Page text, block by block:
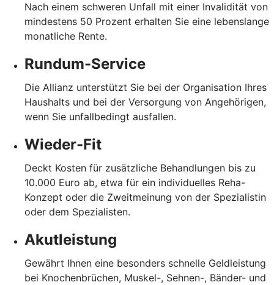
Nach einem schweren Unfall mit einer Invalidität von
mindestens 50 Prozent erhalten Sie eine lebenslange
monatliche Rente.
Rundum-Service
Die Allianz unterstützt Sie bei der Organisation Ihres
Haushalts und bei der Versorgung von Angehörigen,
wenn Sie unfallbedingt ausfallen.
Wieder-Fit
Deckt Kosten für zusätzliche Behandlungen bis zu
10.000 Euro ab, etwa für ein individuelles Reha-
Konzept oder die Zweitmeinung von der Spezialistin
oder dem Spezialisten.
Akutleistung
Gewährt Ihnen eine besonders schnelle Geldleistung
bei Knochenbrüchen, Muskel-, Sehnen-, Bänder- und